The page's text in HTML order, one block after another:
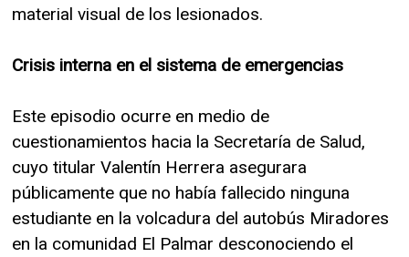
material visual de los lesionados.
Crisis interna en el sistema de emergencias
Este episodio ocurre en medio de
cuestionamientos hacia la Secretaría de Salud,
cuyo titular Valentín Herrera asegurara
públicamente que no había fallecido ninguna
estudiante en la volcadura del autobús Miradores
en la comunidad El Palmar desconociendo el